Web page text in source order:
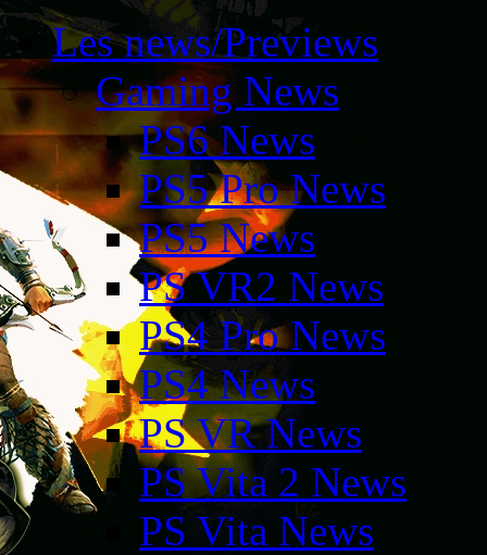
Les news/Previews
Gaming News
PS6 News
PS5 Pro News
PS5 News
PS VR2 News
PS4 Pro News
PS4 News
PS VR News
PS Vita 2 News
PS Vita News